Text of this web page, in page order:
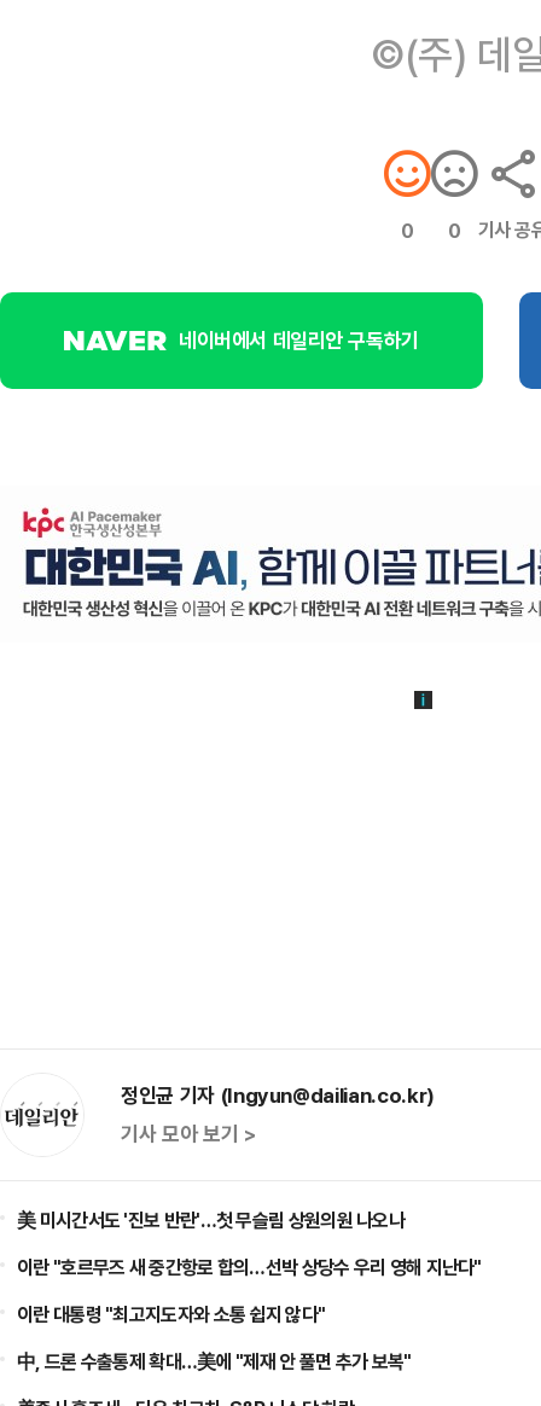
©(주) 데
0 0 기사 공
네이버에서 데일리안 구독하기
정인균 기자 (Ingyun@dailian.co.kr)
기사 모아 보기 >
美 미시간서도 '진보 반란'…첫 무슬림 상원의원 나오나
이란 "호르무즈 새 중간항로 합의…선박 상당수 우리 영해 지난다"
이란 대통령 "최고지도자와 소통 쉽지 않다"
中, 드론 수출통제 확대…美에 "제재 안 풀면 추가 보복"